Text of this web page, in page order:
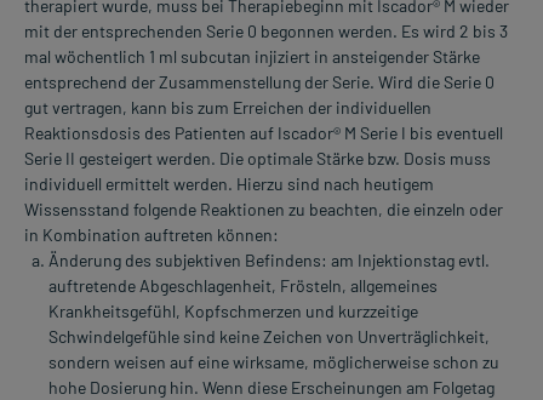
therapiert wurde, muss bei Therapiebeginn mit Iscador® M wieder
mit der entsprechenden Serie 0 begonnen werden. Es wird 2 bis 3
mal wöchentlich 1 ml subcutan injiziert in ansteigender Stärke
entsprechend der Zusammenstellung der Serie. Wird die Serie 0
gut vertragen, kann bis zum Erreichen der individuellen
Reaktionsdosis des Patienten auf Iscador® M Serie I bis eventuell
Serie II gesteigert werden. Die optimale Stärke bzw. Dosis muss
individuell ermittelt werden. Hierzu sind nach heutigem
Wissensstand folgende Reaktionen zu beachten, die einzeln oder
in Kombination auftreten können:
Änderung des subjektiven Befindens: am Injektionstag evtl.
auftretende Abgeschlagenheit, Frösteln, allgemeines
Krankheitsgefühl, Kopfschmerzen und kurzzeitige
Schwindelgefühle sind keine Zeichen von Unverträglichkeit,
sondern weisen auf eine wirksame, möglicherweise schon zu
hohe Dosierung hin. Wenn diese Erscheinungen am Folgetag